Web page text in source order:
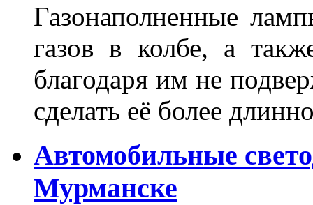
Газонаполненные
газов в колбе, а
благодаря им не
сделать её более
Автомобильные
Мурманске